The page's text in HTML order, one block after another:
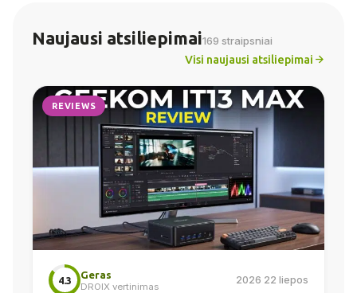
Naujausi atsiliepimai169 straipsniai
Visi naujausi atsiliepimai
REVIEWS
4.3
Geras
DROIX vertinimas
2026 22 liepos